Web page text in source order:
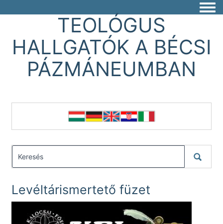
TEOLÓGUS
HALLGATÓK A BÉCSI
PÁZMÁNEUMBAN
Levéltárismertető füzet